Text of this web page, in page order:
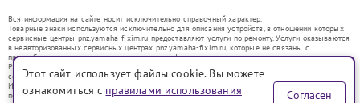
Вся информация на сайте носит исключительно справочный характер.
Товарные знаки используются исключительно для описания устройств, в отношении которых
сервисные центры pnz.yamaha-fixim.ru предоставляют услуги по ремонту. Услуги оказываются
в неавторизованных сервисных центрах pnz.yamaha-fixim.ru, которые не связаны с
правообладателями товарных знаков или их официальными представителями.
Ремонт осуществляется для устройств, уже введенных в гражданский оборот в соответствии
со статьей 1487 ГК РФ.
Использование товарных знаков не преследует цели индивидуализации услуг или введения
потребителей в заблуждение, а служит для информирования о предоставляемых услугах по
Этот сайт использует файлы cookie. Вы можете
ознакомиться с правилами использования
Согласен